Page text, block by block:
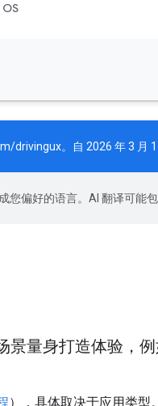
drivingux。自 2026 年 3 月
您偏好的语言。AI 翻译可能包
量身打造体验，
），具体取决于应用类型